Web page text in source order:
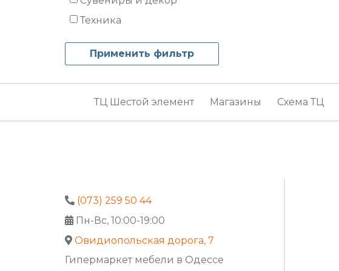
Техника
ТЦ Шестой элемент Магазины Схема ТЦ
(073) 259 50 44
Пн-Вс, 10:00-19:00
Овидиопольская дорога, 7
Гипермаркет мебели в Одессе